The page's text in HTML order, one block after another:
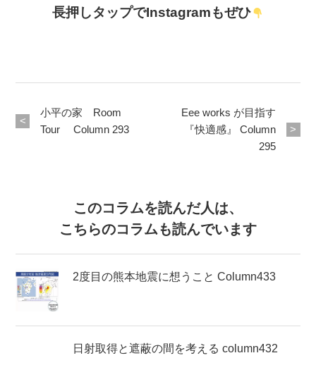
長押しタップでInstagramもぜひ
小平の家 Room
Tour Column 293
Eee works が目指す
『快適感』 Column
295
このコラムを読んだ人は、
こちらのコラムも読んでいます
2度目の熊本地震に想うこと Column433
日射取得と遮蔽の間を考える column432